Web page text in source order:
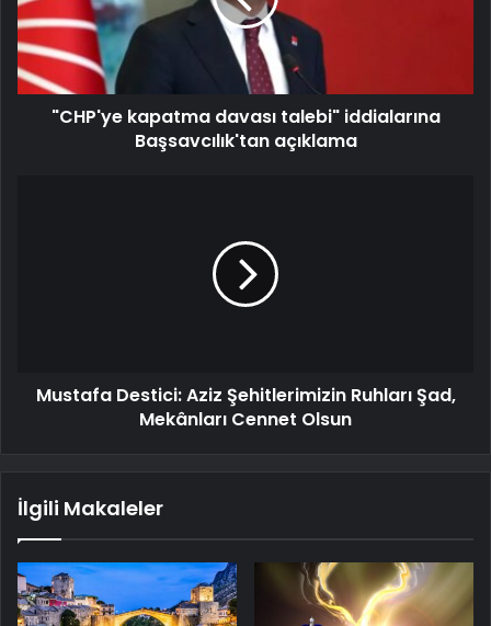
"CHP'ye kapatma davası talebi" iddialarına
Başsavcılık'tan açıklama
Mustafa Destici: Aziz Şehitlerimizin Ruhları Şad,
Mekânları Cennet Olsun
İlgili Makaleler